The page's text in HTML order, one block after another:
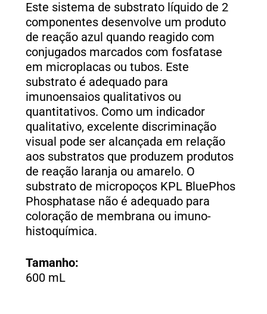
Este sistema de substrato líquido de 2
componentes desenvolve um produto
de reação azul quando reagido com
conjugados marcados com fosfatase
em microplacas ou tubos. Este
substrato é adequado para
imunoensaios qualitativos ou
quantitativos. Como um indicador
qualitativo, excelente discriminação
visual pode ser alcançada em relação
aos substratos que produzem produtos
de reação laranja ou amarelo. O
substrato de micropoços KPL BluePhos
Phosphatase não é adequado para
coloração de membrana ou imuno-
histoquímica.
Tamanho:
600 mL